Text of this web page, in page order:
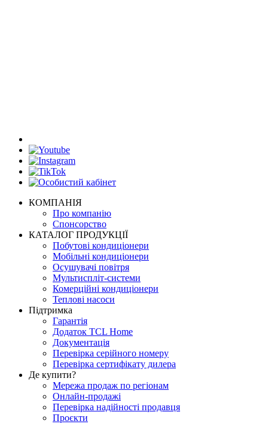
КОМПАНІЯ
Про компанію
Спонсорство
КАТАЛОГ ПРОДУКЦІЇ
Побутові кондиціонери
Мобільні кондиціонери
Осушувачі повітря
Мультиспліт-системи
Комерційні кондиціонери
Теплові насоси
Підтримка
Гарантія
Додаток TCL Home
Документація
Перевірка серійного номеру
Перевірка сертифікату дилера
Де купити?
Мережа продаж по регіонам
Онлайн-продажі
Перевірка надійності продавця
Проєкти